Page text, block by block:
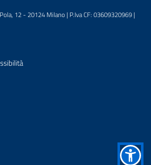
12 - 20124 Milano | P.Iva CF: 03609320969 |
Utili